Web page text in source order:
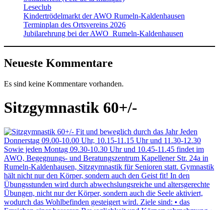
Leseclub
Kindertrödelmarkt der AWO Rumeln-Kaldenhausen
Terminplan des Ortsvereins 2026
Jubilarehrung bei der AWO Rumeln-Kaldenhausen
Neueste Kommentare
Es sind keine Kommentare vorhanden.
Sitzgymnastik 60+/-